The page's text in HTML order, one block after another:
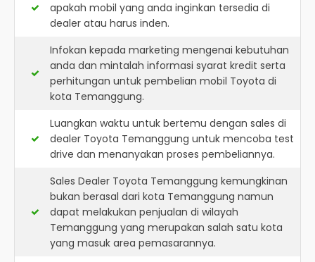
apakah mobil yang anda inginkan tersedia di
dealer atau harus inden.
Infokan kepada marketing mengenai kebutuhan
anda dan mintalah informasi syarat kredit serta
perhitungan untuk pembelian mobil Toyota di
kota Temanggung.
Luangkan waktu untuk bertemu dengan sales di
dealer Toyota Temanggung untuk mencoba test
drive dan menanyakan proses pembeliannya.
Sales Dealer Toyota Temanggung kemungkinan
bukan berasal dari kota Temanggung namun
dapat melakukan penjualan di wilayah
Temanggung yang merupakan salah satu kota
yang masuk area pemasarannya.